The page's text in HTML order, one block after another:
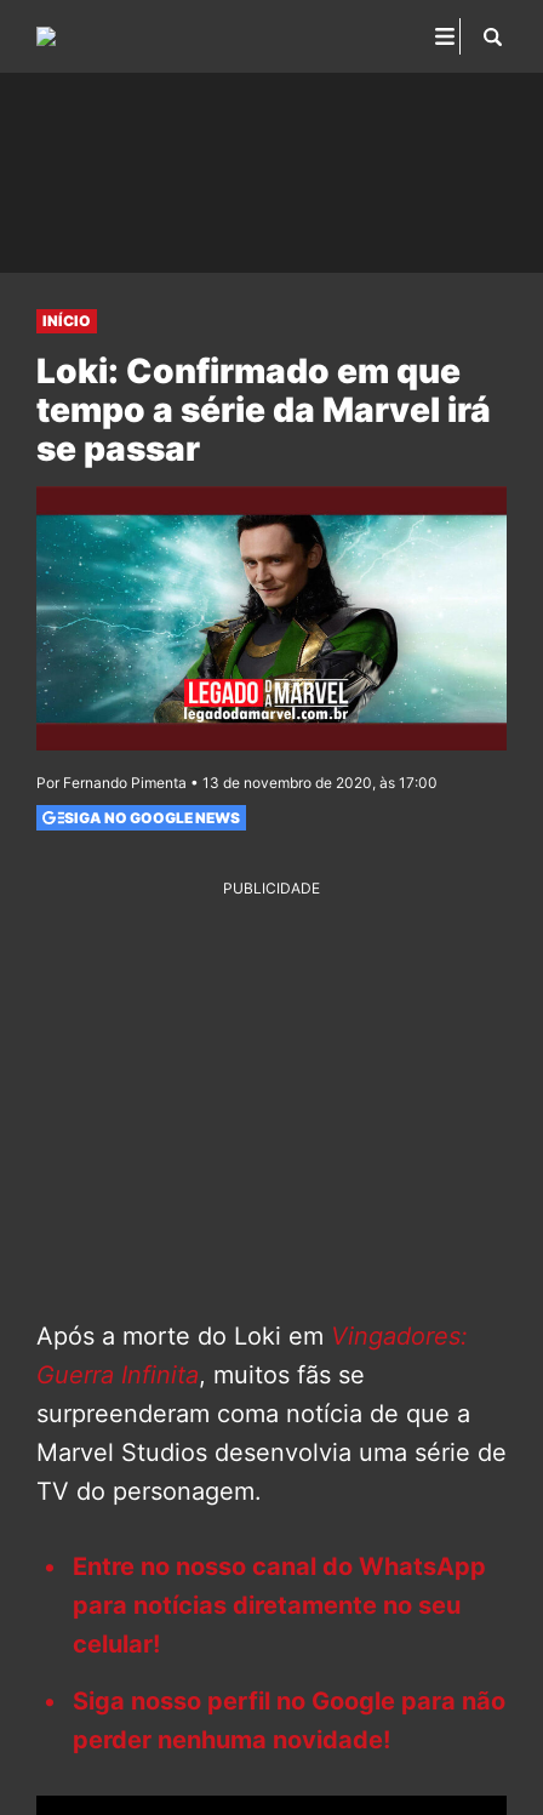
INÍCIO
Loki: Confirmado em que
tempo a série da Marvel irá
se passar
Por Fernando Pimenta • 13 de novembro de 2020, às 17:00
SIGA NO GOOGLE NEWS
PUBLICIDADE
Após a morte do Loki em Vingadores:
Guerra Infinita, muitos fãs se
surpreenderam coma notícia de que a
Marvel Studios desenvolvia uma série de
TV do personagem.
Entre no nosso canal do WhatsApp
para notícias diretamente no seu
celular!
Siga nosso perfil no Google para não
perder nenhuma novidade!